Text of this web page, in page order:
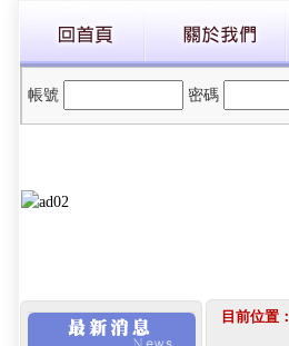
帳號 密碼
目前位置：